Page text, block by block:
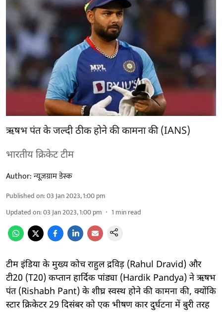
ऋषभ पंत के जल्दी ठीक होने की कामना की (IANS)
भारतीय क्रिकेट टीम
Author:न्यूज़ग्राम डेस्क
Published on:03 Jan 2023, 1:00 pm
Updated on:03 Jan 2023, 1:00 pm 1 min read
टीम इंडिया के मुख्य कोच राहुल द्रविड़ (Rahul Dravid) और
टी20 (T20) कप्तान हार्दिक पांड्या (Hardik Pandya) ने ऋषभ
पंत (Rishabh Pant) के शीघ्र स्वस्थ होने की कामना की, क्योंकि
स्टार क्रिकेटर 29 दिसंबर को एक भीषण कार दुर्घटना में बुरी तरह